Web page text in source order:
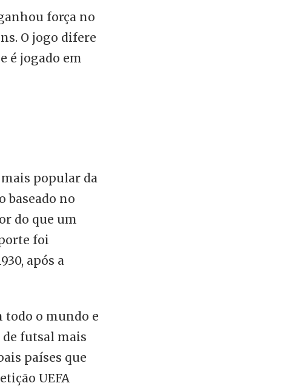
força no
O jogo difere
é jogado em
popular da
baseado no
do que um
foi
após a
o mundo e
de futsal mais
países que
UEFA